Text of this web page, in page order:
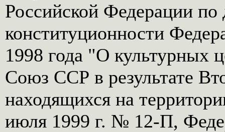
Российской Федерации по
конституционности
1998 года "О культурных
Союз ССР в результате
находящихся на
июля 1999 г. № 12-П,